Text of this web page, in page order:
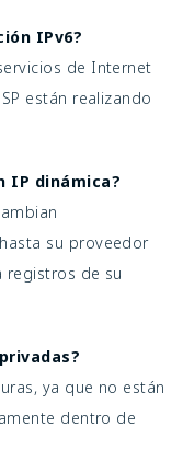
IPv6?
de Internet
están realizando
IP dinámica?
su proveedor
registros de su
ya que no están
dentro de